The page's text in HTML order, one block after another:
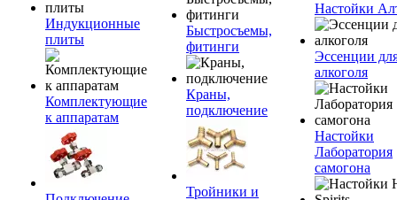
Индукционные
плиты
Комплектующие
к аппаратам
Быстросъемы,
фитинги
Краны,
подключение
Тройники и
Настойки
Эссенции
алкоголя
Настойки
Лаборатория
самогона